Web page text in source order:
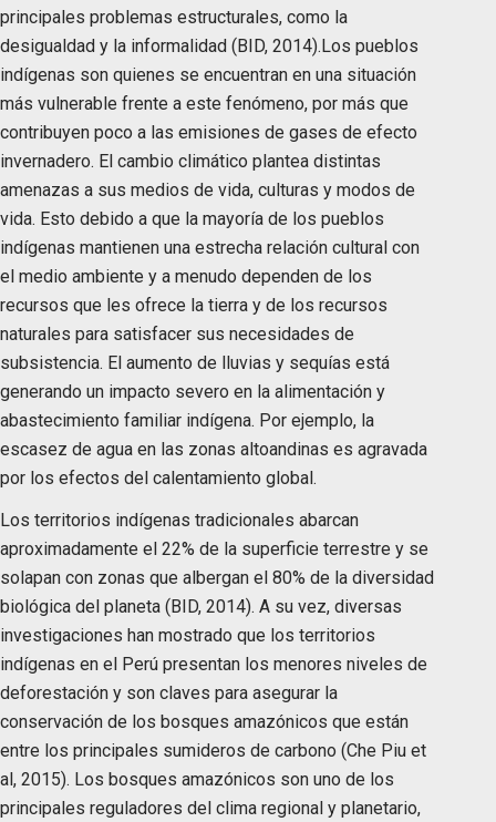
principales problemas estructurales, como la
desigualdad y la informalidad (BID, 2014).Los pueblos
indígenas son quienes se encuentran en una situación
más vulnerable frente a este fenómeno, por más que
contribuyen poco a las emisiones de gases de efecto
invernadero. El cambio climático plantea distintas
amenazas a sus medios de vida, culturas y modos de
vida. Esto debido a que la mayoría de los pueblos
indígenas mantienen una estrecha relación cultural con
el medio ambiente y a menudo dependen de los
recursos que les ofrece la tierra y de los recursos
naturales para satisfacer sus necesidades de
subsistencia. El aumento de lluvias y sequías está
generando un impacto severo en la alimentación y
abastecimiento familiar indígena. Por ejemplo, la
escasez de agua en las zonas altoandinas es agravada
por los efectos del calentamiento global.
Los territorios indígenas tradicionales abarcan
aproximadamente el 22% de la superficie terrestre y se
solapan con zonas que albergan el 80% de la diversidad
biológica del planeta (BID, 2014). A su vez, diversas
investigaciones han mostrado que los territorios
indígenas en el Perú presentan los menores niveles de
deforestación y son claves para asegurar la
conservación de los bosques amazónicos que están
entre los principales sumideros de carbono (Che Piu et
al, 2015). Los bosques amazónicos son uno de los
principales reguladores del clima regional y planetario,